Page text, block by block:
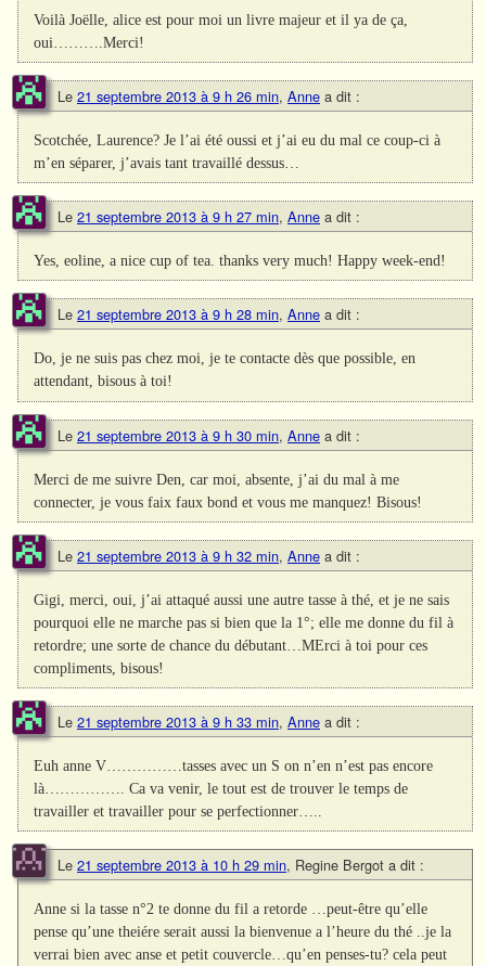
Voilà Joëlle, alice est pour moi un livre majeur et il ya de ça,
oui……….Merci!
Le 21 septembre 2013 à 9 h 26 min, Anne a dit :
Scotchée, Laurence? Je l’ai été oussi et j’ai eu du mal ce coup-ci à
m’en séparer, j’avais tant travaillé dessus…
Le 21 septembre 2013 à 9 h 27 min, Anne a dit :
Yes, eoline, a nice cup of tea. thanks very much! Happy week-end!
Le 21 septembre 2013 à 9 h 28 min, Anne a dit :
Do, je ne suis pas chez moi, je te contacte dès que possible, en
attendant, bisous à toi!
Le 21 septembre 2013 à 9 h 30 min, Anne a dit :
Merci de me suivre Den, car moi, absente, j’ai du mal à me
connecter, je vous faix faux bond et vous me manquez! Bisous!
Le 21 septembre 2013 à 9 h 32 min, Anne a dit :
Gigi, merci, oui, j’ai attaqué aussi une autre tasse à thé, et je ne sais
pourquoi elle ne marche pas si bien que la 1°; elle me donne du fil à
retordre; une sorte de chance du débutant…MErci à toi pour ces
compliments, bisous!
Le 21 septembre 2013 à 9 h 33 min, Anne a dit :
Euh anne V……………tasses avec un S on n’en n’est pas encore
là……………. Ca va venir, le tout est de trouver le temps de
travailler et travailler pour se perfectionner…..
Le 21 septembre 2013 à 10 h 29 min, Regine Bergot a dit :
Anne si la tasse n°2 te donne du fil a retorde …peut-être qu’elle
pense qu’une theiére serait aussi la bienvenue a l’heure du thé ..je la
verrai bien avec anse et petit couvercle…qu’en penses-tu? cela peut